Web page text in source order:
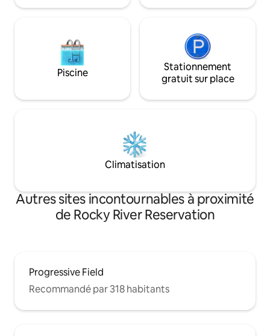
Piscine
Stationnement
gratuit sur place
Climatisation
Autres sites incontournables à proximité
de Rocky River Reservation
Progressive Field
Recommandé par 318 habitants